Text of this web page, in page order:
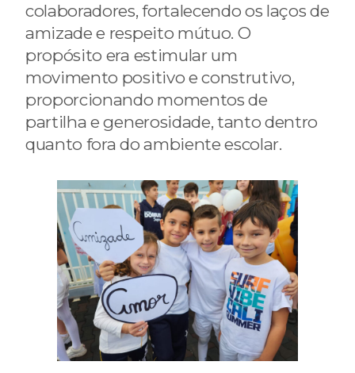
colaboradores, fortalecendo os laços de
amizade e respeito mútuo. O
propósito era estimular um
movimento positivo e construtivo,
proporcionando momentos de
partilha e generosidade, tanto dentro
quanto fora do ambiente escolar.